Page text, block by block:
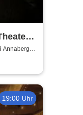
Annaberg-
19:00 Uhr